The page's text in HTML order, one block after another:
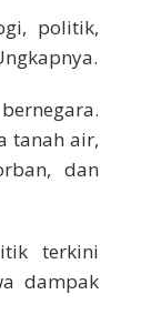
politik,
tanah air,
dan
terkini
dampak